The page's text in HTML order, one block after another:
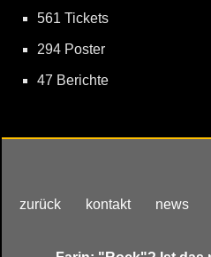
561 Tickets
294 Poster
47 Berichte
zurück kontakt news